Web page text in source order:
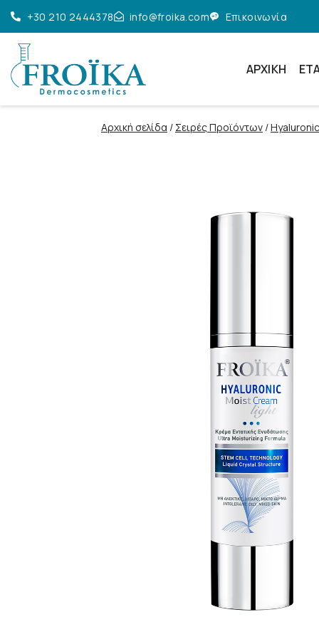
+30 210 2444378 info@froika.com Επικοινωνία
ΑΡΧΙΚΉ
Αρχική σελίδα / Σειρές Προϊόντων /Hyaluronic